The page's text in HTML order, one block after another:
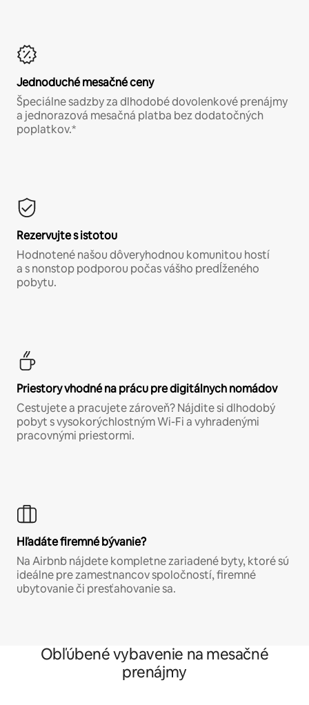
Jednoduché mesačné ceny
Špeciálne sadzby za dlhodobé dovolenkové prenájmy
a jednorazová mesačná platba bez dodatočných
poplatkov.*
Rezervujte s istotou
Hodnotené našou dôveryhodnou komunitou hostí
a s nonstop podporou počas vášho predĺženého
pobytu.
Priestory vhodné na prácu pre digitálnych nomádov
Cestujete a pracujete zároveň? Nájdite si dlhodobý
pobyt s vysokorýchlostným Wi-Fi a vyhradenými
pracovnými priestormi.
Hľadáte firemné bývanie?
Na Airbnb nájdete kompletne zariadené byty, ktoré sú
ideálne pre zamestnancov spoločností, firemné
ubytovanie či presťahovanie sa.
Obľúbené vybavenie na mesačné
prenájmy